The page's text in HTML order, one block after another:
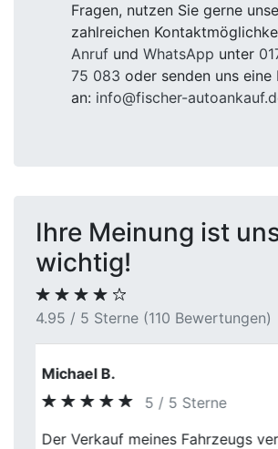
Fragen, nutzen Sie gerne
zahlreichen
Anruf und WhatsApp unter
75 083 oder senden uns eine
an: info@fischer-
Ihre Meinung ist
wichtig!
4.95 / 5 Sterne (110 Bewertungen)
Jonas Becker
5 / 5 Sterne
Mein Verkaufserlebnis bei